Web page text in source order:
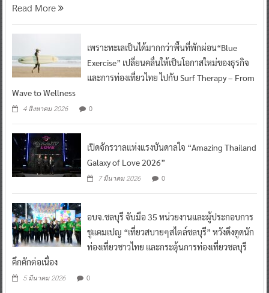
Read More
เพราะทะเลเป็นได้มากกว่าพื้นที่พักผ่อน“Blue
Exercise” เปลี่ยนคลื่นให้เป็นโอกาสใหม่ของธุรกิจ
และการท่องเที่ยวไทย ไปกับ Surf Therapy – From
Wave to Wellness
4 สิงหาคม 2026 0
เปิดจักรวาลแห่งแรงบันดาลใจ “Amazing Thailand
Galaxy of Love 2026”
7 มีนาคม 2026 0
อบจ.ชลบุรี จับมือ 35 หน่วยงานและผู้ประกอบการ
ชูแคมเปญ “เที่ยวสบายๆสไตล์ชลบุรี” หวังดึงดูดนัก
ท่องเที่ยวชาวไทย และกระตุ้นการท่องเที่ยวชลบุรี
คึกคักต่อเนื่อง
5 มีนาคม 2026 0